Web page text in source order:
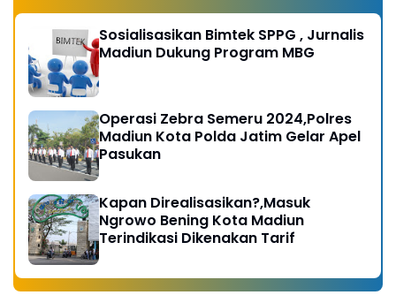
Sosialisasikan Bimtek SPPG , Jurnalis
Madiun Dukung Program MBG
Operasi Zebra Semeru 2024,Polres
Madiun Kota Polda Jatim Gelar Apel
Pasukan
Kapan Direalisasikan?,Masuk
Ngrowo Bening Kota Madiun
Terindikasi Dikenakan Tarif